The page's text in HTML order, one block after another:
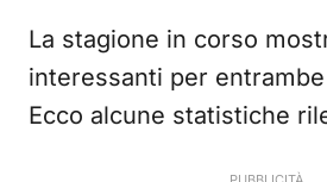
La stagione in corso
interessanti per
Ecco alcune statistiche